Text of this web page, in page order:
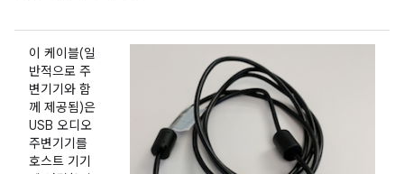
이 케이블(일
반적으로 주
변기기와 함
께 제공됨)은
USB 오디오
주변기기를
호스트 기기